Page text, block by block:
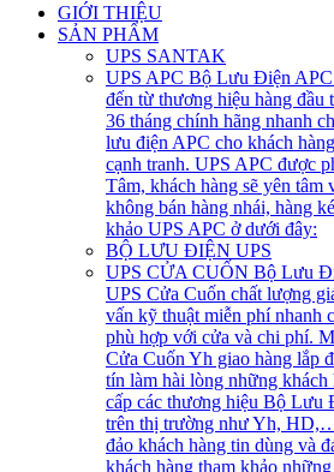
GIỚI THIỆU
SẢN PHẨM
UPS SANTAK
UPS APC Bộ Lưu Điện
đến từ thương hiệu hàng đầu
36 tháng chính hãng nhanh
lưu điện APC cho khách
cạnh tranh. UPS APC được
Tâm, khách hàng sẽ yên
không bán hàng nhái, hàng
khảo UPS APC ở dưới đây:
BỘ LƯU ĐIỆN UPS
UPS CỬA CUỐN Bộ Lưu
UPS Cửa Cuốn chất lượng
vấn kỹ thuật miễn phí nhanh
phù hợp với cửa và chi phí.
Cửa Cuốn Yh giao hàng lắp
tín làm hài lòng những
cấp các thương hiệu Bộ Lưu
trên thị trường như Yh,
đảo khách hàng tin dùng và
khách hàng tham khảo